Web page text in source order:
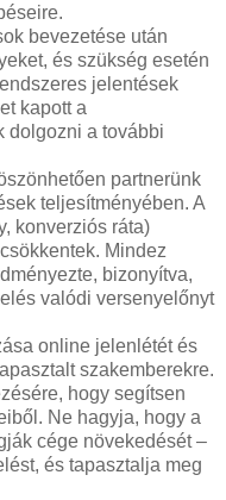
bevezetése után
és szükség esetén
jelentések
kapott a
dolgozni a további
partnerünk
teljesítményében. A
konverziós ráta)
Mindez
bizonyítva,
valódi versenyelőnyt
online jelenlétét és
szakemberekre.
hogy segítsen
Ne hagyja, hogy a
cége növekedését –
és tapasztalja meg